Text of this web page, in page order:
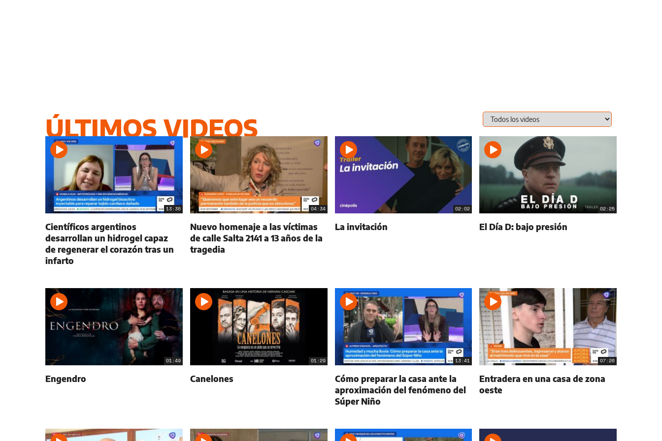
ÚLTIMOS VIDEOS
13:36
Científicos argentinos
desarrollan un hidrogel capaz
de regenerar el corazón tras un
infarto
04:34
Nuevo homenaje a las víctimas
de calle Salta 2141 a 13 años de la
tragedia
02:02
La invitación
02:25
El Día D: bajo presión
01:49
Engendro
01:29
Canelones
13:41
Cómo preparar la casa ante la
aproximación del fenómeno del
Súper Niño
07:26
Entradera en una casa de zona
oeste